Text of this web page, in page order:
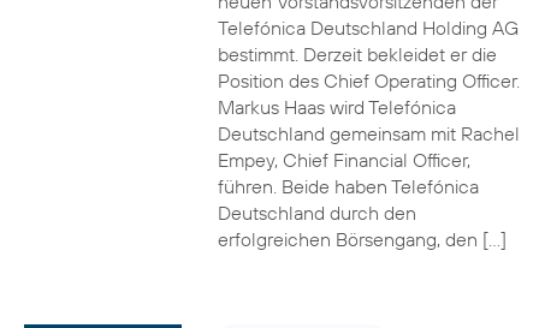
Telefónica Deutschland Holding AG
bestimmt. Derzeit bekleidet er die
Position des Chief Operating Officer.
Markus Haas wird Telefónica
Deutschland gemeinsam mit Rachel
Empey, Chief Financial Officer,
führen. Beide haben Telefónica
Deutschland durch den
erfolgreichen Börsengang, den […]